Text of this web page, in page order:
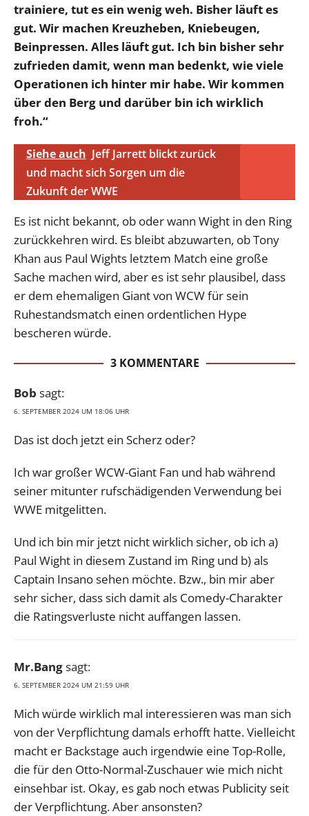
trainiere, tut es ein wenig weh. Bisher läuft es
gut. Wir machen Kreuzheben, Kniebeugen,
Beinpressen. Alles läuft gut. Ich bin bisher sehr
zufrieden damit, wenn man bedenkt, wie viele
Operationen ich hinter mir habe. Wir kommen
über den Berg und darüber bin ich wirklich
froh.“
Siehe auch Jeff Jarrett blickt zurück
und macht sich Sorgen um die
Zukunft der WWE
Es ist nicht bekannt, ob oder wann Wight in den Ring
zurückkehren wird. Es bleibt abzuwarten, ob Tony
Khan aus Paul Wights letztem Match eine große
Sache machen wird, aber es ist sehr plausibel, dass
er dem ehemaligen Giant von WCW für sein
Ruhestandsmatch einen ordentlichen Hype
bescheren würde.
3 KOMMENTARE
Bob sagt:
6. SEPTEMBER 2024 UM 18:06 UHR
Das ist doch jetzt ein Scherz oder?
Ich war großer WCW-Giant Fan und hab während
seiner mitunter rufschädigenden Verwendung bei
WWE mitgelitten.
Und ich bin mir jetzt nicht wirklich sicher, ob ich a)
Paul Wight in diesem Zustand im Ring und b) als
Captain Insano sehen möchte. Bzw., bin mir aber
sehr sicher, dass sich damit als Comedy-Charakter
die Ratingsverluste nicht auffangen lassen.
Mr.Bangsagt:
6. SEPTEMBER 2024 UM 21:59 UHR
Mich würde wirklich mal interessieren was man sich
von der Verpflichtung damals erhofft hatte. Vielleicht
macht er Backstage auch irgendwie eine Top-Rolle,
die für den Otto-Normal-Zuschauer wie mich nicht
einsehbar ist. Okay, es gab noch etwas Publicity seit
der Verpflichtung. Aber ansonsten?